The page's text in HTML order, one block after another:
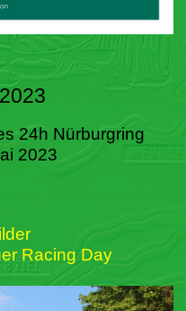
24h Nürburgring
2023
Racing Day